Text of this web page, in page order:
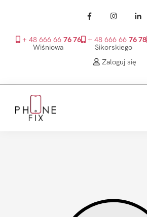
+ 48 666 66 76 76
Wiśniowa
+ 48 666 66 76 78
Sikorskiego
Zaloguj się
głównego